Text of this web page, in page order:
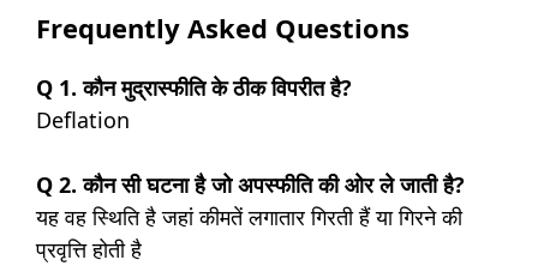
Frequently Asked Questions
Q 1. कौन मुद्रास्फीति के ठीक विपरीत है?
Deflation
Q 2. कौन सी घटना है जो अपस्फीति की ओर ले जाती है?
यह वह स्थिति है जहां कीमतें लगातार गिरती हैं या गिरने की
प्रवृत्ति होती है